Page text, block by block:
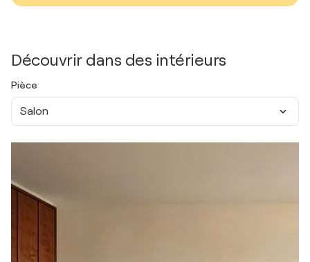
Découvrir dans des intérieurs
Pièce
Salon